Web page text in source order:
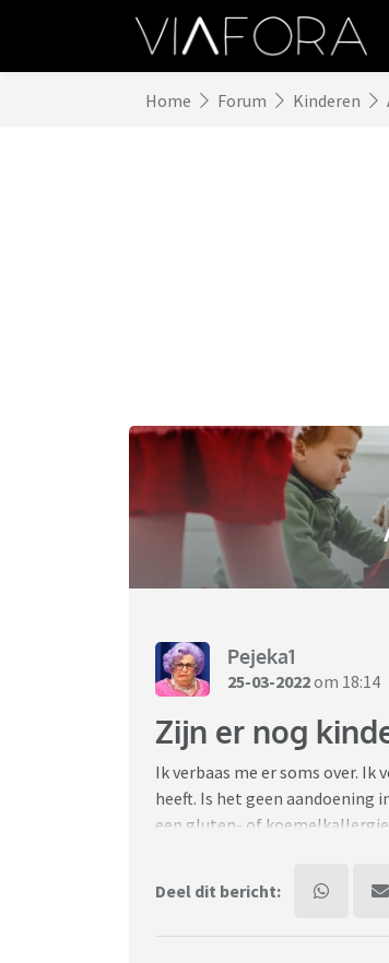
Home Forum Kinderen
Pejeka1
25-03-2022om 18:14
Zijn er nog
Ik verbaas me er soms over.
heeft. Is het geen aandoening
een gluten- of
bestaan. Laatst was ik op
ervaringen die ze hebben met
Deel dit bericht: